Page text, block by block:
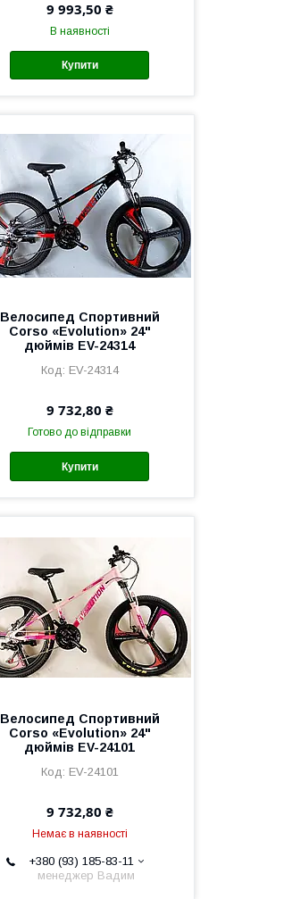
9 993,50 ₴
В наявності
Купити
Велоcипед Спортивний
Corso «Evolution» 24"
дюймів EV-24314
EV-24314
9 732,80 ₴
Готово до відправки
Купити
Велоcипед Спортивний
Corso «Evolution» 24"
дюймів EV-24101
EV-24101
9 732,80 ₴
Немає в наявності
+380 (93) 185-83-11
менеджер Вадим